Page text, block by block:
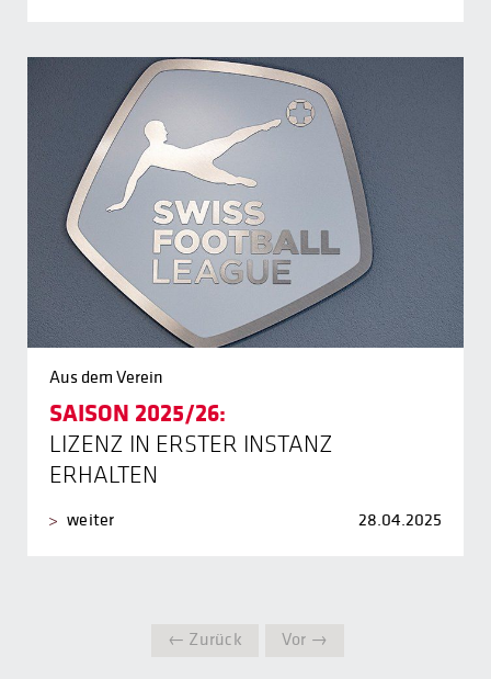
Aus dem Verein
SAISON 2025/26:
LIZENZ IN ERSTER INSTANZ
ERHALTEN
weiter 28.04.2025
← Zurück Vor →